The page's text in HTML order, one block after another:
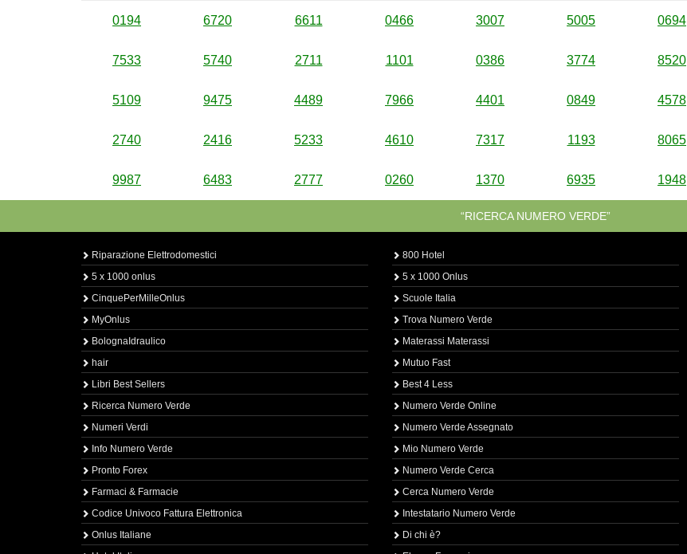
0194 6720 6611 0466 3007 5005 0694
7533 5740 2711 1101 0386 3774 8520
5109 9475 4489 7966 4401 0849 4578
2740 2416 5233 4610 7317 1193 8065
9987 6483 2777 0260 1370 6935 1948
“RICERCA NUMERO VERDE”
Riparazione Elettrodomestici
5 x 1000 onlus
CinquePerMilleOnlus
MyOnlus
BolognaIdraulico
hair
Libri Best Sellers
Ricerca Numero Verde
Numeri Verdi
Info Numero Verde
Pronto Forex
Farmaci & Farmacie
Codice Univoco Fattura Elettronica
Onlus Italiane
800 Hotel
5 x 1000 Onlus
Scuole Italia
Trova Numero Verde
Materassi Materassi
Mutuo Fast
Best 4 Less
Numero Verde Online
Numero Verde Assegnato
Mio Numero Verde
Numero Verde Cerca
Cerca Numero Verde
Intestatario Numero Verde
Di chi è?